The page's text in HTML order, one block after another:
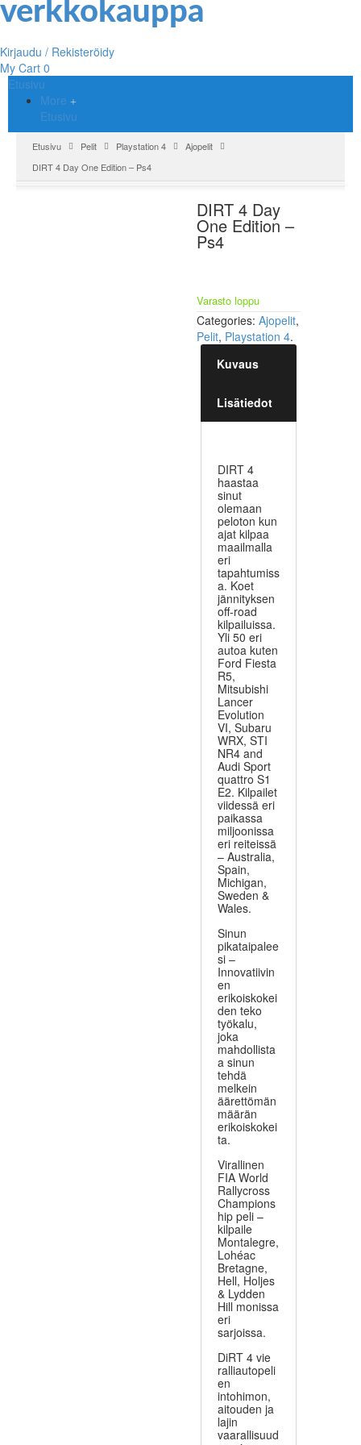
Kirjaudu / Rekisteröidy
My Cart 0
Etusivu
More
Etusivu
Etusivu Pelit Playstation 4
Ajopelit
DIRT 4 Day One Edition – Ps4
DIRT 4 Day
One Edition –
Ps4
Varasto loppu
Categories: Ajopelit,
Pelit, Playstation 4.
Kuvaus
Lisätiedot
DIRT 4
haastaa
sinut
olemaan
peloton kun
ajat kilpaa
maailmalla
eri
tapahtumiss
a. Koet
jännityksen
off-road
kilpailuissa.
Yli 50 eri
autoa kuten
Ford Fiesta
R5,
Mitsubishi
Lancer
Evolution
VI, Subaru
WRX, STI
NR4 and
Audi Sport
quattro S1
E2. Kilpailet
viidessä eri
paikassa
miljoonissa
eri reiteissä
– Australia,
Spain,
Michigan,
Sweden &
Wales.
Sinun
pikataipalee
si –
Innovatiivin
en
erikoiskokei
den teko
työkalu,
joka
mahdollista
a sinun
tehdä
melkein
äärettömän
määrän
erikoiskokei
ta.
Virallinen
FIA World
Rallycross
Champions
hip peli –
kilpaile
Montalegre,
Lohéac
Bretagne,
Hell, Holjes
& Lydden
Hill monissa
eri
sarjoissa.
DiRT 4 vie
ralliautopeli
en
intohimon,
aitouden ja
lajin
vaarallisuud